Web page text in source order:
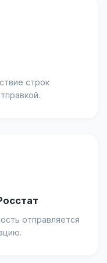
строк
отправляется